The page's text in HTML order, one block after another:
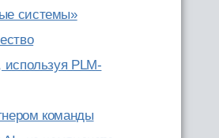
системы»
используя PLM-
команды